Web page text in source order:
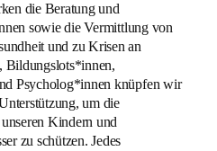
die Beratung und
sowie die Vermittlung von
und zu Krisen an
Bildungslots*innen,
Psycholog*innen knüpfen wir
um die
Kindern und
zu schützen. Jedes